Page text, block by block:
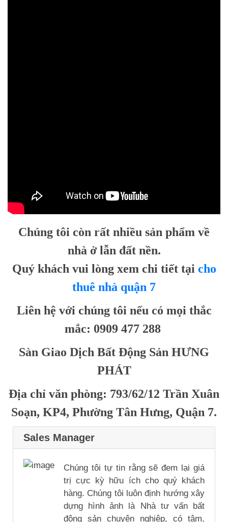
Chúng tôi còn rất nhiều sản phẩm về
nhà ở lẫn đất nền.
Quý khách vui lòng xem chi tiết tại cho
thuê nhà quận 7
Liên hệ với chúng tôi nếu có mọi thắc
mắc: 0909 477 288
Sàn Giao Dịch Bất Động Sản HƯNG
PHÁT
Địa chỉ văn phòng: 793/62/12 Trần Xuân
Soạn, KP4, Phường Tân Hưng, Quận 7.
Sales Manager
Chúng tôi tự tin rằng sẽ đem lại giá
trị cực kỳ hữu ích cho quý khách
hàng. Chúng tôi luôn định hướng xây
dựng hình ảnh là Nhà tư vấn bất
động sản chuyên nghiệp, có tâm,